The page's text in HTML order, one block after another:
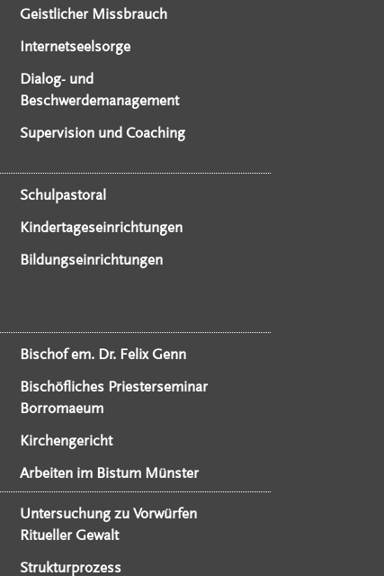
Geistlicher Missbrauch
Internetseelsorge
Dialog- und
Beschwerdemanagement
Supervision und Coaching
Schulpastoral
Kindertageseinrichtungen
Bildungseinrichtungen
Bischof em. Dr. Felix Genn
Bischöfliches Priesterseminar
Borromaeum
Kirchengericht
Arbeiten im Bistum Münster
Untersuchung zu Vorwürfen
Ritueller Gewalt
Strukturprozess